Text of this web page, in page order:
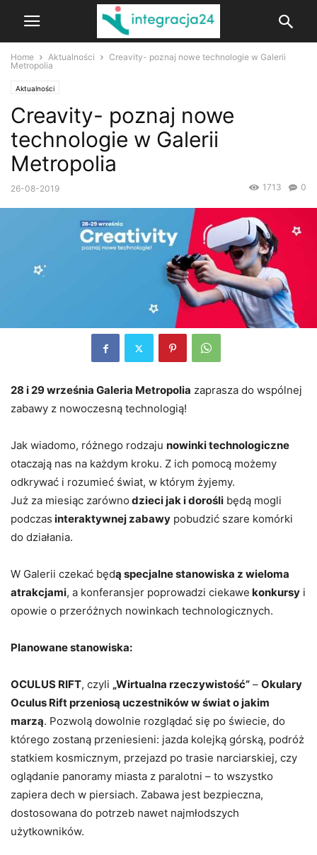
Home Aktualności
Creavity- poznaj nowe technologie w Galerii
Metropolia
Aktualności
Creavity- poznaj nowe
technologie w Galerii
Metropolia
26-08-2019 0
1713
28 i 29 września Galeria Metropolia zaprasza do wspólnej
zabawy z nowoczesną technologią!
Jak wiadomo, różnego rodzaju nowinki technologiczne
otaczają nas na każdym kroku. Z ich pomocą możemy
odkrywać i rozumieć świat, w którym żyjemy.
Już za miesiąc zarówno dzieci jak i dorośli będą mogli
podczas interaktywnej zabawy pobudzić szare komórki
do działania.
W Galerii czekać będą specjalne stanowiska z wieloma
atrakcjami, a konferansjer poprowadzi ciekawe konkursy i
opowie o przeróżnych nowinkach technologicznych.
Planowane stanowiska:
OCULUS RIFT, czyli „Wirtualna rzeczywistość” – Okulary
Oculus Rift przeniosą uczestników w świat o jakim
marzą. Pozwolą dowolnie rozglądać się po świecie, do
którego zostaną przeniesieni: jazda kolejką górską, podróż
statkiem kosmicznym, przejazd po trasie narciarskiej, czy
oglądanie panoramy miasta z paralotni – to wszystko
zapiera dech w piersiach. Zabawa jest bezpieczna,
dostosowana do potrzeb nawet najmłodszych
użytkowników.